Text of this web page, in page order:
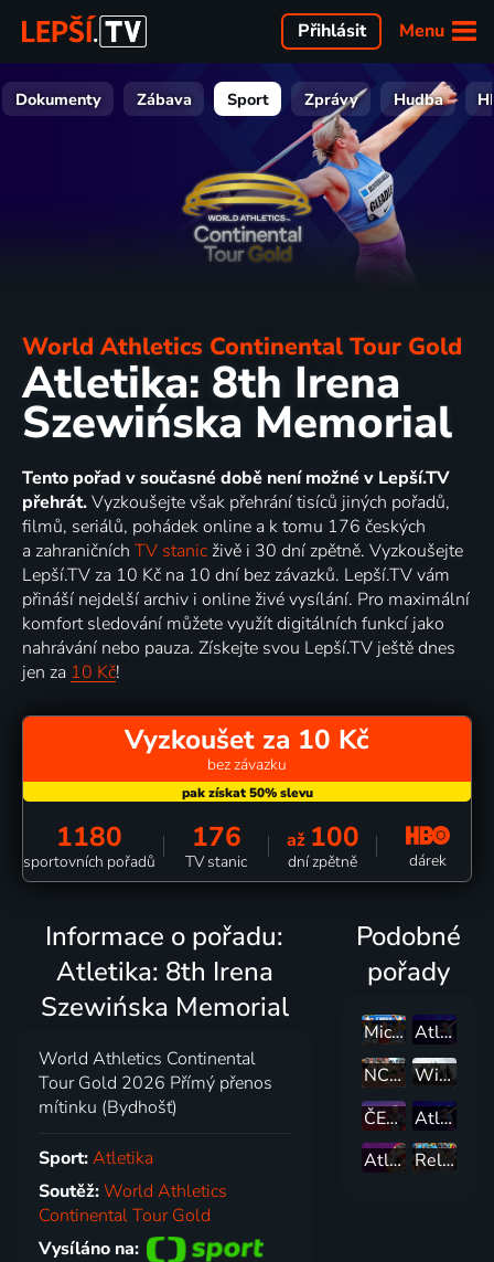
Menu
Přihlásit
Dokumenty Zábava Sport Zprávy Hudba
World Athletics Continental Tour Gold
Atletika: 8th Irena
Szewińska Memorial
Tento pořad v současné době není možné v Lepší.TV
přehrát.Vyzkoušejte však přehrání tisíců jiných pořadů,
filmů, seriálů, pohádek online a k tomu 176 českých
a zahraničních TV stanic živě i 30 dní zpětně. Vyzkoušejte
Lepší.TV za 10 Kč na 10 dní bez závazků. Lepší.TV vám
přináší nejdelší archiv i online živé vysílání. Pro maximální
komfort sledování můžete využít digitálních funkcí jako
nahrávání nebo pauza. Získejte svou Lepší.TV ještě dnes
jen za 10 Kč!
Vyzkoušet za 10 Kč
bez závazku
1180
sportovních pořadů
176
TV stanic
až 100
dní zpětně dárek
Informace o pořadu:
Atletika: 8th Irena
Szewińska Memorial
World Athletics Continental
Tour Gold 2026 Přímý přenos
mítinku (Bydhošť)
Sport:Atletika
Soutěž:World Athletics
Continental Tour Gold
Vysíláno na:
Podobné
pořady
Michelle Khare's Great World Race
Atletika: Wanda Diamond League Katar
NCAA Track & Field Championship - 1. den, muži
Wizz Air Milano Marathon 2026 - Milán, Itálie
ČEZ RunTour 2026 - Kopřivnice
Atletika: Wanda Diamond League Norsko
Atletika: Atletika
Relive the world's largest running event